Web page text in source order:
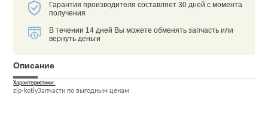
Гарантия производителя составляет 30 дней с момента
получения
В течении 14 дней Вы можете обменять запчасть или
вернуть деньги
Описание
Характеристики:
zip-kotlyЗапчасти по выгодным ценам